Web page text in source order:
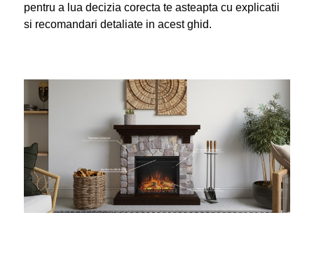
pentru a lua decizia corecta te asteapta cu explicatii
si recomandari detaliate in acest ghid.